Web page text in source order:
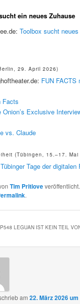
ein neues Zuhause
Toolbox sucht
29. April 2026)
FUN FACTS
Facts
Onion’s Exclusive
vs. Claude
(Tübingen, 15.–17. Mai
Tage der digitalen
Tim Pritlove
.
LEGUAN IST KEIN TEIL
am22. März 2026